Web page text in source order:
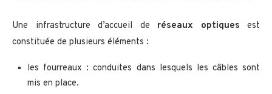
Une infrastructure d’accueil de réseaux optiques est
constituée de plusieurs éléments :
les fourreaux : conduites dans lesquels les câbles sont
mis en place.